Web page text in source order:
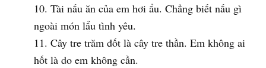
Tài nấu ăn của em hơi ẩu. Chẳng biết nấu gì
ngoài món lẩu tình yêu.
Cây tre trăm đốt là cây tre thần. Em không ai
hốt là do em không cần.